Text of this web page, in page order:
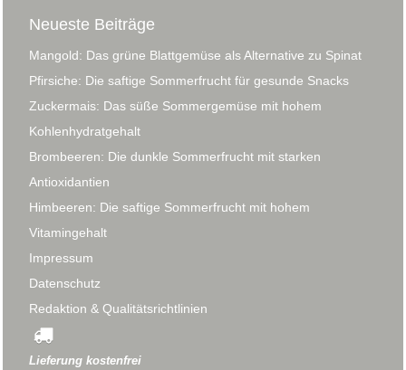
Neueste Beiträge
Mangold: Das grüne Blattgemüse als Alternative zu Spinat
Pfirsiche: Die saftige Sommerfrucht für gesunde Snacks
Zuckermais: Das süße Sommergemüse mit hohem
Kohlenhydratgehalt
Brombeeren: Die dunkle Sommerfrucht mit starken
Antioxidantien
Himbeeren: Die saftige Sommerfrucht mit hohem
Vitamingehalt
Impressum
Datenschutz
Redaktion & Qualitätsrichtlinien
Lieferung kostenfrei